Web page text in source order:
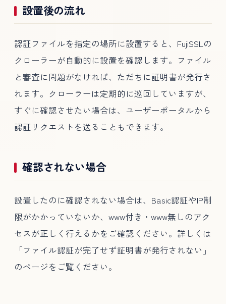
設置後の流れ
認証ファイルを指定の場所に設置すると、FujiSSLの
クローラーが自動的に設置を確認します。ファイル
と審査に問題がなければ、ただちに証明書が発行さ
れます。クローラーは定期的に巡回していますが、
すぐに確認させたい場合は、ユーザーポータルから
認証リクエストを送ることもできます。
確認されない場合
設置したのに確認されない場合は、Basic認証やIP制
限がかかっていないか、www付き・www無しのアク
セスが正しく行えるかをご確認ください。詳しくは
「ファイル認証が完了せず証明書が発行されない」
のページをご覧ください。